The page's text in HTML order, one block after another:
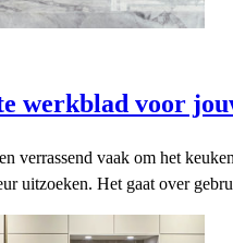
werkblad voor
verrassend vaak om het
uitzoeken. Het gaat over